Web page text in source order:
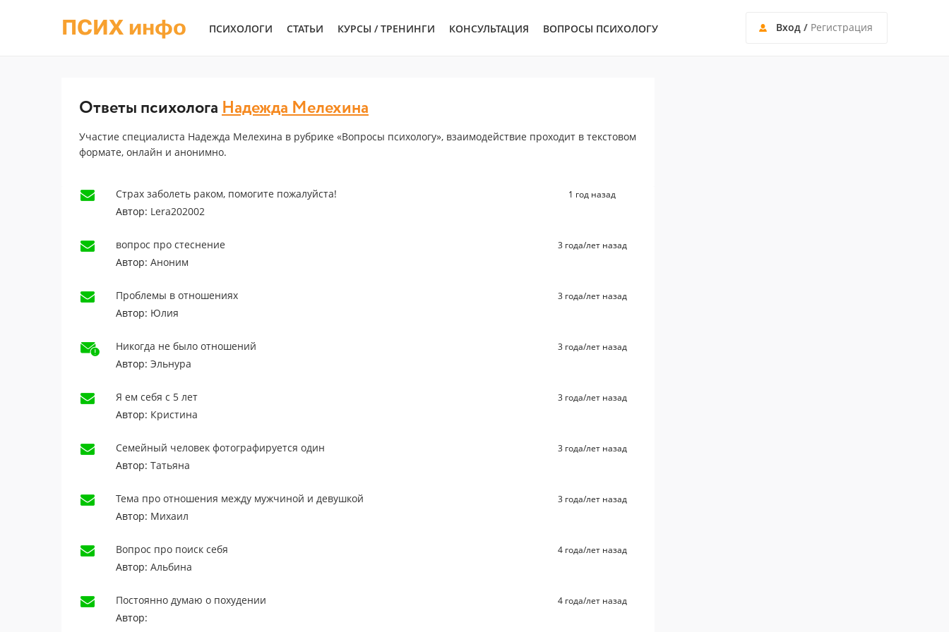
ПСИХ инфо ПСИХОЛОГИ СТАТЬИ КУРСЫ / ТРЕНИНГИ КОНСУЛЬТАЦИЯ ВОПРОСЫ ПСИХОЛОГУ Вход / Регистрация
Ответы психологаНадежда Мелехина
Участие специалиста Надежда Мелехина в рубрике «Вопросы психологу», взаимодействие проходит в текстовом
формате, онлайн и анонимно.
Страх заболеть раком, помогите пожалуйста!
Автор: Lera202002
1 год назад
вопрос про стеснение
Автор: Аноним
3 года/лет назад
Проблемы в отношениях
Автор: Юлия
3 года/лет назад
Никогда не было отношений
Автор: Эльнура
3 года/лет назад
Я ем себя с 5 лет
Автор: Кристина
3 года/лет назад
Семейный человек фотографируется один
Автор: Татьяна
3 года/лет назад
Тема про отношения между мужчиной и девушкой
Автор: Михаил
3 года/лет назад
Вопрос про поиск себя
Автор: Альбина
4 года/лет назад
Постоянно думаю о похудении
Автор:
4 года/лет назад